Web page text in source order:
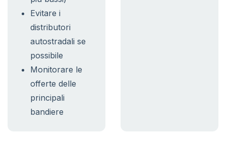
Evitare i
distributori
autostradali se
possibile
Monitorare le
offerte delle
principali
bandiere